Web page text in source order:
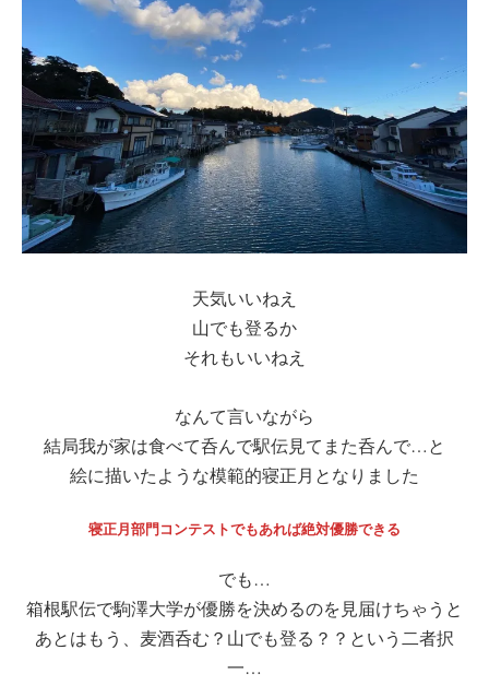
天気いいねえ
山でも登るか
それもいいねえ
なんて言いながら
結局我が家は食べて呑んで駅伝見てまた呑んで…と
絵に描いたような模範的寝正月となりました
寝正月部門コンテストでもあれば絶対優勝できる
でも…
箱根駅伝で駒澤大学が優勝を決めるのを見届けちゃうと
あとはもう、麦酒呑む？山でも登る？？という二者択
一…